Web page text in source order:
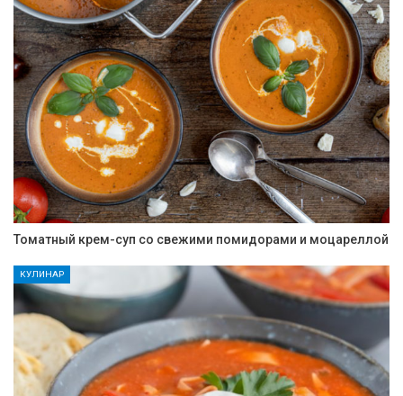
Томатный крем-суп со свежими помидорами и моцареллой
КУЛИНАР